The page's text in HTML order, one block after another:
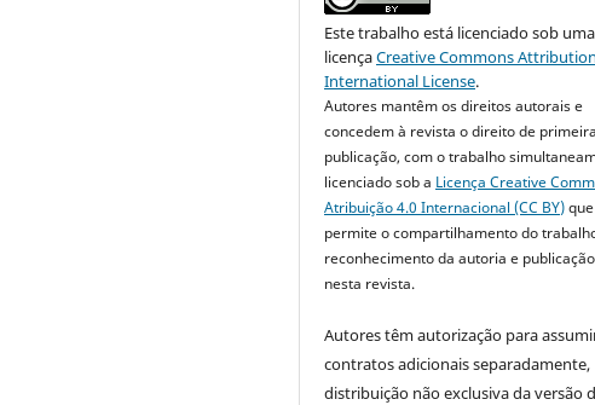
Este trabalho está licenciado sob uma
licençaCreative Commons
International License.
Autores mantêm os direitos autorais e
concedem à revista o direito de
publicação, com o trabalho
licenciado sob a Licença Creative
Atribuição 4.0 Internacional (CC BY)que
permite o compartilhamento do
reconhecimento da autoria e
nesta revista.
Autores têm autorização para
contratos adicionais separadamente,
distribuição não exclusiva da versão